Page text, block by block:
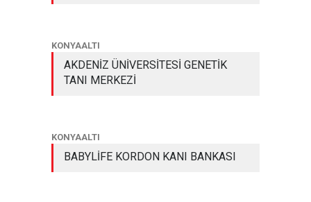
KONYAALTI
AKDENİZ ÜNİVERSİTESİ GENETİK
TANI MERKEZİ
KONYAALTI
BABYLİFE KORDON KANI BANKASI